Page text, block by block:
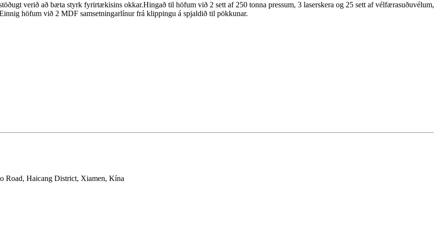
verið að bæta styrk fyrirtækisins okkar.Hingað til höfum við 2 sett af 250 tonna pressum, 3 laserskera og 25 sett af vélfærasuðuvélum,
höfum við 2 MDF samsetningarlínur frá klippingu á spjaldið til pökkunar.
Road, Haicang District, Xiamen, Kína